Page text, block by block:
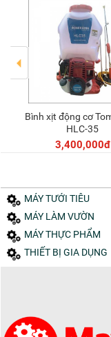
Thêm
Bình xịt động cơ Tomikama
HLC-35
3,400,000đ
MÁY TƯỚI TIÊU
MÁY LÀM VƯỜN
MÁY THỰC PHẨM
THIẾT BỊ GIA DỤNG